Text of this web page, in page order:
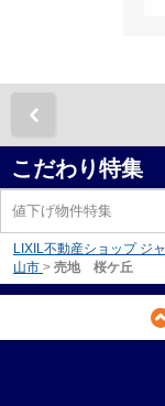
こだわり特集
値下げ物件特集
LIXIL不動産ショップ ジ
山市 > 売地 桜ケ丘